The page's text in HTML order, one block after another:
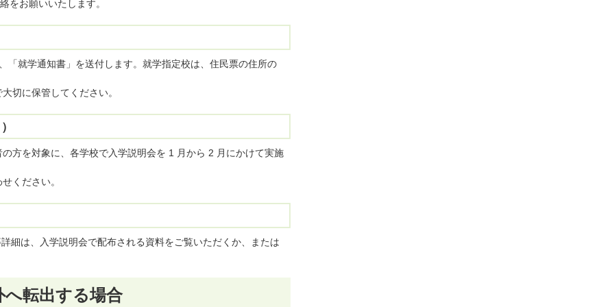
をお願いいたします。
「就学通知書」を送付します。就学指定校は、住民票の住所の
切に保管してください。
方を対象に、各学校で入学説明会を 1 月から 2 月にかけて実施
ください。
細は、入学説明会で配布される資料をご覧いただくか、または
転出する場合